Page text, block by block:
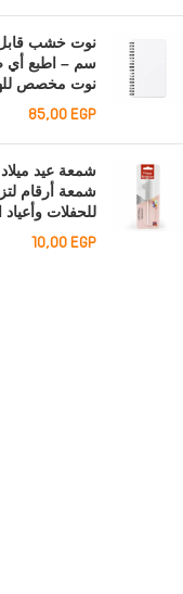
سم – اطبع أي
نوت مخصص
85,00 EGP
شمعة أرقام
للحفلات وأعياد
10,00 EGP